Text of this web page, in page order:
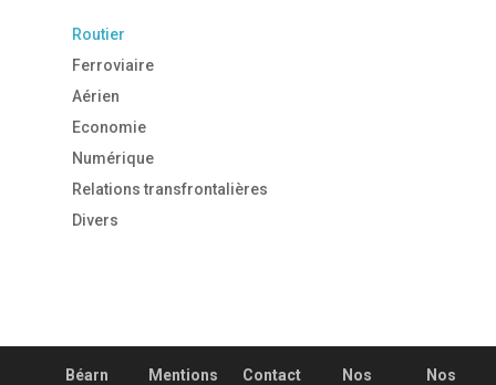
Routier
Ferroviaire
Aérien
Economie
Numérique
Relations transfrontalières
Divers
Béarn
Mentions
Contact
Nos
Nos